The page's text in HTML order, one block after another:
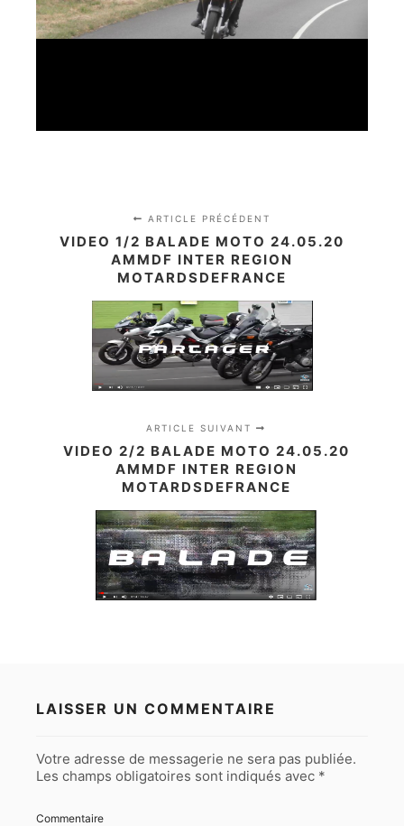
ARTICLE PRÉCÉDENT
VIDEO 1/2 BALADE MOTO 24.05.20
AMMDF INTER REGION
MOTARDSDEFRANCE
ARTICLE SUIVANT
VIDEO 2/2 BALADE MOTO 24.05.20
AMMDF INTER REGION
MOTARDSDEFRANCE
LAISSER UN COMMENTAIRE
Votre adresse de messagerie ne sera pas publiée.
Les champs obligatoires sont indiqués avec *
Commentaire